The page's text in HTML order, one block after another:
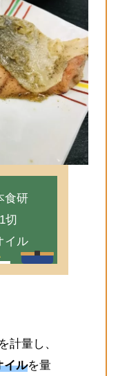
食研
切
イル
計量し、
イルを量